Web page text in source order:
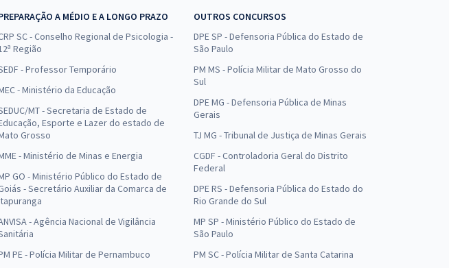
A MÉDIO E A LONGO PRAZO
SC - Conselho Regional de Psicologia -
Região
- Professor Temporário
- Ministério da Educação
MT - Secretaria de Estado de
Esporte e Lazer do estado de
Grosso
- Ministério de Minas e Energia
GO - Ministério Público do Estado de
- Secretário Auxiliar da Comarca de
- Agência Nacional de Vigilância
PE - Polícia Militar de Pernambuco
OUTROS CONCURSOS
DPE SP - Defensoria Pública do Estado de
São Paulo
PM MS - Polícia Militar de Mato Grosso do
Sul
DPE MG - Defensoria Pública de Minas
Gerais
TJ MG - Tribunal de Justiça de Minas Gerais
CGDF - Controladoria Geral do Distrito
Federal
DPE RS - Defensoria Pública do Estado do
Rio Grande do Sul
MP SP - Ministério Público do Estado de
São Paulo
PM SC - Polícia Militar de Santa Catarina